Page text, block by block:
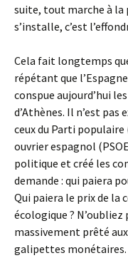
suite, tout marche à la
s’installe, c’est
Cela fait longtemps
répétant que
conspue aujourd’hui
d’Athènes. Il n’est pas
ceux du Parti
ouvrier espagnol
politique et créé les
demande : qui paiera
Qui paiera le prix de
écologique ? N’oubliez
massivement prêté
galipettes monétaires.